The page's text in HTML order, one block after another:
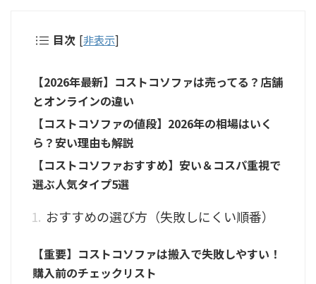
目次 [非表示]
【2026年最新】コストコソファは売ってる？店舗
とオンラインの違い
【コストコソファの値段】2026年の相場はいく
ら？安い理由も解説
【コストコソファおすすめ】安い＆コスパ重視で
選ぶ人気タイプ5選
おすすめの選び方（失敗しにくい順番）
【重要】コストコソファは搬入で失敗しやすい！
購入前のチェックリスト